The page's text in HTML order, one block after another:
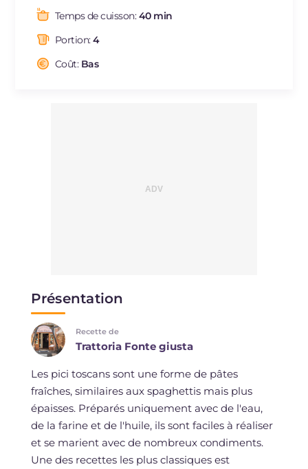
NL
Temps de cuisson:40 min
Portion:4
Coût: Bas
Présentation
Recette de
Trattoria Fonte giusta
Les pici toscans sont une forme de pâtes
fraîches, similaires aux spaghettis mais plus
épaisses. Préparés uniquement avec de l'eau,
de la farine et de l'huile, ils sont faciles à réaliser
et se marient avec de nombreux condiments.
Une des recettes les plus classiques est